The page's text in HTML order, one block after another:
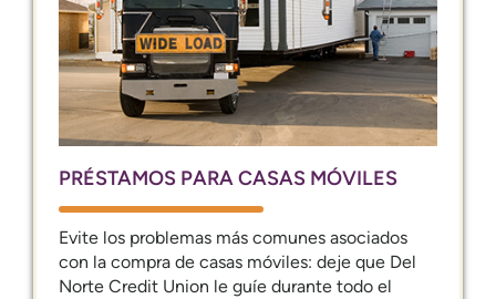
PRÉSTAMOS PARA CASAS MÓVILES
Evite los problemas más comunes asociados
con la compra de casas móviles: deje que Del
Norte Credit Union le guíe durante todo el